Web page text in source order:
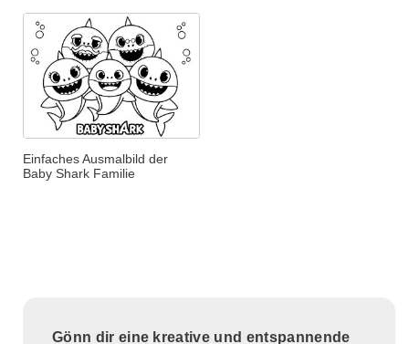
Einfaches Ausmalbild der
Baby Shark Familie
Gönn dir eine kreative und entspannende